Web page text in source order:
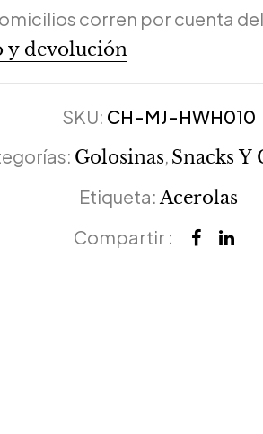
corren por cuenta
y devolución
SKU: CH-MJ-HWH010
Golosinas Snacks Y
Etiqueta: Acerolas
Compartir :